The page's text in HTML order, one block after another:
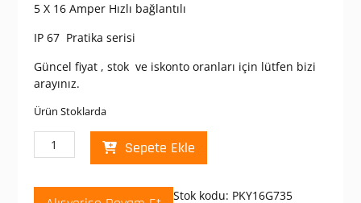
5 X 16 Amper Hızlı bağlantılı
IP 67 Pratika serisi
Güncel fiyat , stok ve iskonto oranları için lütfen bizi
arayınız.
Ürün Stoklarda
Schneider
PKY16G735
380-
Sepete Ekle
Stok kodu: PKY16G735